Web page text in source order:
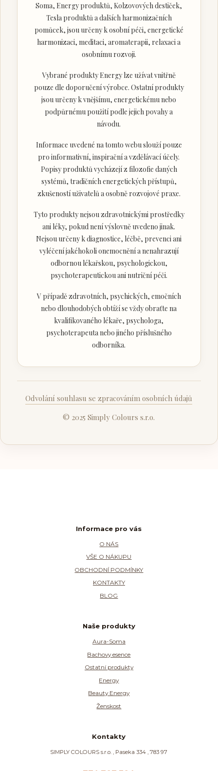
Soma, Energy produktů, Kolzovových destiček,
Tesla produktů a dalších harmonizačních
pomůcek, jsou určeny k osobní péči, energetické
harmonizaci, meditaci, aromaterapii, relaxaci a
osobnímu rozvoji.
Vybrané produkty Energy lze užívat vnitřně
pouze dle doporučení výrobce. Ostatní produkty
jsou určeny k vnějšímu, energetickému nebo
podpůrnému použití podle jejich povahy a
návodu.
Informace uvedené na tomto webu slouží pouze
pro informativní, inspirační a vzdělávací účely.
Popisy produktů vycházejí z filozofie daných
systémů, tradičních energetických přístupů,
zkušeností uživatelů a osobně rozvojové praxe.
Tyto produkty nejsou zdravotnickými prostředky
ani léky, pokud není výslovně uvedeno jinak.
Nejsou určeny k diagnostice, léčbě, prevenci ani
vyléčení jakéhokoli onemocnění a nenahrazují
odbornou lékařskou, psychologickou,
psychoterapeutickou ani nutriční péči.
V případě zdravotních, psychických, emočních
nebo dlouhodobých obtíží se vždy obraťte na
kvalifikovaného lékaře, psychologa,
psychoterapeuta nebo jiného příslušného
odborníka.
Odvolání souhlasu se zpracováním osobních údajů
© 2025 Simply Colours s.r.o.
Informace pro vás
O NÁS
VŠE O NÁKUPU
OBCHODNÍ PODMÍNKY
KONTAKTY
BLOG
Naše produkty
Aura-Soma
Bachovy esence
Ostatní produkty
Energy
Beauty Energy
Ženskost
Kontakty
SIMPLY COLOURS s.r.o. , Paseka 334 , 783 97